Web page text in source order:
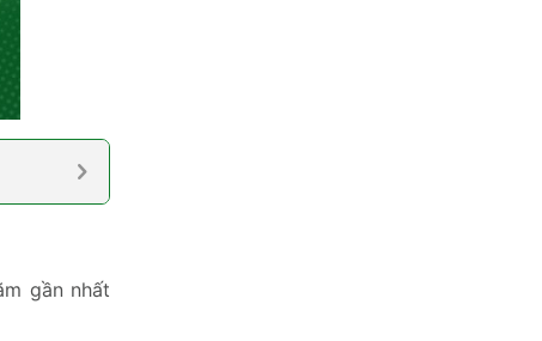
gần nhất